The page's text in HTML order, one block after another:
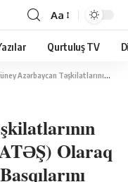
Aa
Qurtuluş TV
Təşkilatlarının Əməkdaşlıq Şurası (GATƏŞ) Olaraq İran Rejiminin Edam Basqılarını Şiddətlə Qınayırıq
Olaraq